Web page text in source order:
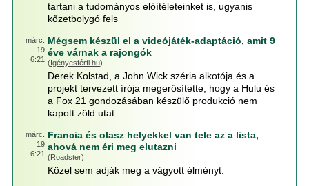
tartani a tudományos előítéleteinket is, ugyanis
kőzetbolygó fels
márc.
19
6:21
Mégsem készül el a videójáték-adaptáció, amit 9
éve várnak a rajongók
(Igényesférfi.hu)
Derek Kolstad, a John Wick széria alkotója és a
projekt tervezett írója megerősítette, hogy a Hulu és
a Fox 21 gondozásában készülő produkció nem
kapott zöld utat.
márc.
19
6:21
Francia és olasz helyekkel van tele az a lista,
ahová nem éri meg elutazni
(Roadster)
Közel sem adják meg a vágyott élményt.